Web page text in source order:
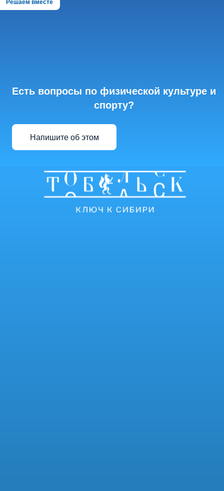
Решаем вместе
Есть вопросы по физической культуре и
спорту?
Напишите об этом